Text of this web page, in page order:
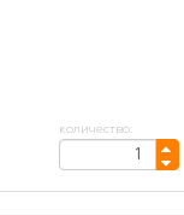
количество: